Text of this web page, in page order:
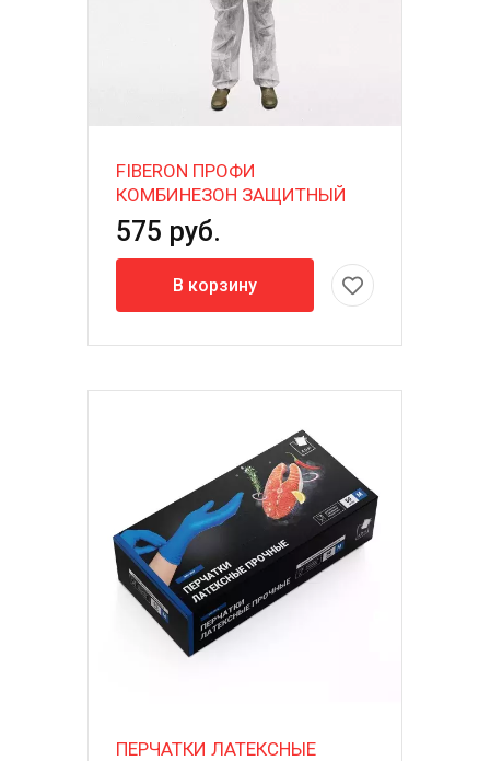
FIBERON ПРОФИ
КОМБИНЕЗОН ЗАЩИТНЫЙ
575 руб.
В корзину
ПЕРЧАТКИ ЛАТЕКСНЫЕ